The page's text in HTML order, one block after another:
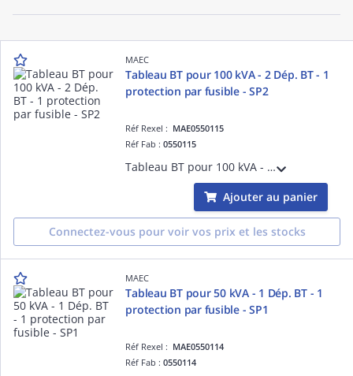
MAEC
Tableau BT pour 100 kVA - 2 Dép. BT - 1
protection par fusible - SP2
Réf Rexel : MAE0550115
Réf Fab :0550115
Tableau BT pour 100 kVA - 2 Dép. BT - 1 protection par fusible - SP2 - nomenclature Enedis : 6982134
Ajouter au panier
Connectez-vous pour voir vos prix et les stocks
MAEC
Tableau BT pour 50 kVA - 1 Dép. BT - 1
protection par fusible - SP1
Réf Rexel : MAE0550114
Réf Fab :0550114